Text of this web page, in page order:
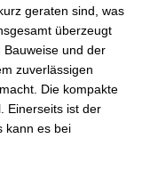
geraten sind, was
überzeugt
und der
zuverlässigen
Die kompakte
Einerseits ist der
kann es bei